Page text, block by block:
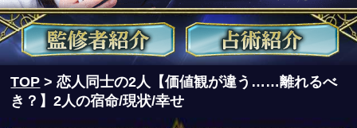
TOP > 恋人同士の2人【価値観が違う……離れるべ
き？】2人の宿命/現状/幸せ